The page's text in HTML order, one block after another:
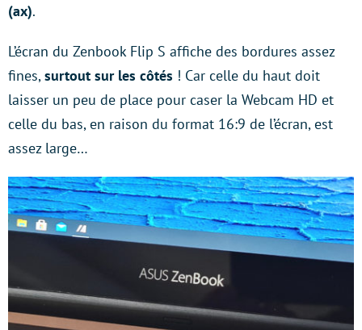
(ax).
L’écran du Zenbook Flip S affiche des bordures assez
fines, surtout sur les côtés ! Car celle du haut doit
laisser un peu de place pour caser la Webcam HD et
celle du bas, en raison du format 16:9 de l’écran, est
assez large…